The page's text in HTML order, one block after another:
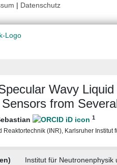
| Datenschutz
Wavy
from
1
Reaktortechnik (INR), Karlsruher Institut
Institut für Neutronenphysik